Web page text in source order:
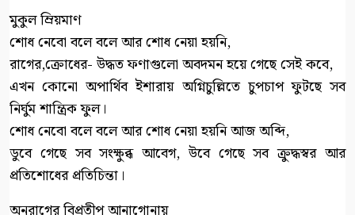
মুকুল ম্রিয়মাণ
শোধ নেবো বলে বলে আর শোধ নেয়া হয়নি,
রাগের,ক্রোধের- উদ্ধত ফণাগুলো অবদমন হয়ে গেছে সেই কবে,
এখন কোনো অপার্থিব ইশারায় অগ্নিচুল্লিতে চুপচাপ ফুটছে সব
নির্ঘুম শান্ত্রিক ফুল।
শোধ নেবো বলে বলে আর শোধ নেয়া হয়নি আজ অব্দি,
ডুবে গেছে সব সংক্ষুব্ধ আবেগ, উবে গেছে সব ক্রুদ্ধস্বর আর
প্রতিশোধের প্রতিচিন্তা।